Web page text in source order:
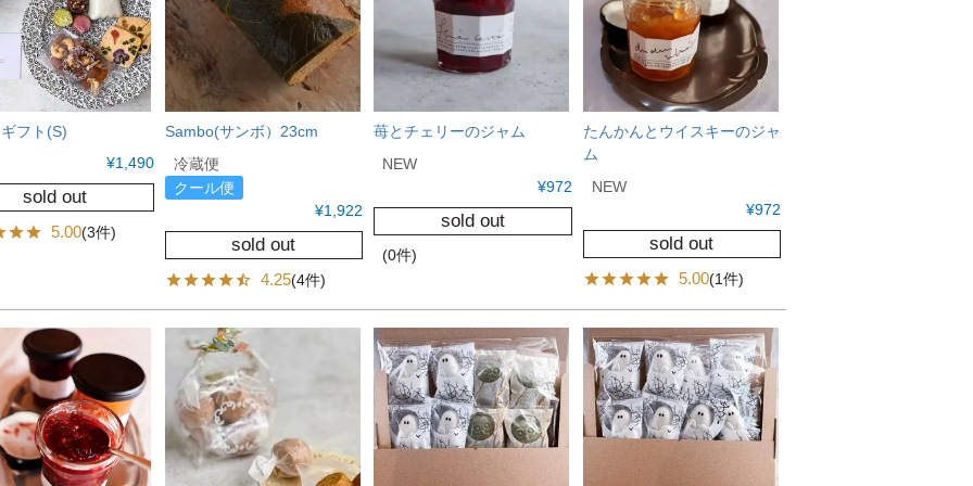
フト(S)
¥1,490
sold out
5.00(3件)
Sambo(サンボ）23cm
冷蔵便
クール便
¥1,922
sold out
4.25(4件)
苺とチェリーのジャム
NEW
¥972
sold out
(0件)
たんかんとウイスキーのジャ
ム
NEW
¥972
sold out
5.00(1件)